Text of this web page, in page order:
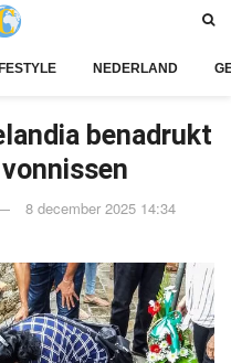
NEDERLAND
benadrukt
8 december 2025 14:34